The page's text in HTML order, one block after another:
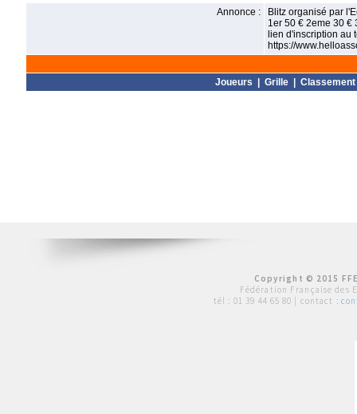
Annonce :
Blitz organisé par
1er 50 € 2eme 30 €
lien d'inscription au
https://
Joueurs Grille Classement
Copyright © 2015
Fédération Française des
tél : 01 39 44 65 80 | contact :